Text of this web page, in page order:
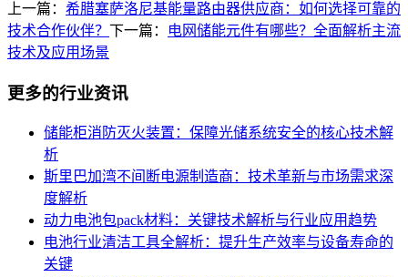
上一篇： 希腊塞萨洛尼基能量路由器供应商：如何选择可靠的
技术合作伙伴？ 下一篇：
电网储能元件有哪些？全面解析主流
技术及应用场景
更多的行业资讯
储能柜消防灭火装置：保障光储系统安全的核心技术解
析
斯里巴加湾不间断电源制造商：技术革新与市场需求深
度解析
动力电池包pack材料：关键技术解析与行业应用趋势
电池行业清洁工具全解析：提升生产效率与设备寿命的
关键